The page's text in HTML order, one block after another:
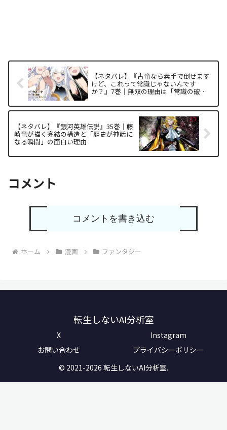
【ネタバレ】『古竜なら素手で倒せます
けど、これって常識じゃないんです
か？』7巻｜無双の理由は「常識の破
【ネタバレ】『銀河英雄伝説』35巻｜藤
崎竜が描く完結の構造と「歴史が神話に
なる瞬間」の面白い理由
コメント
コメントを書き込む
ホーム 漫画 ファンタジー
転生しないAI分析室
X
Instagram
お問い合わせ
プライバシーポリシー
© 2021-2026 転生しないAI分析室.